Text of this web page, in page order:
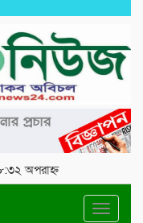
অপরাহ্ন
Toggle